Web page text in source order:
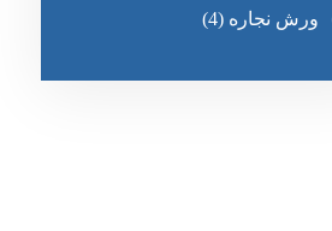
ورش نجاره (4)